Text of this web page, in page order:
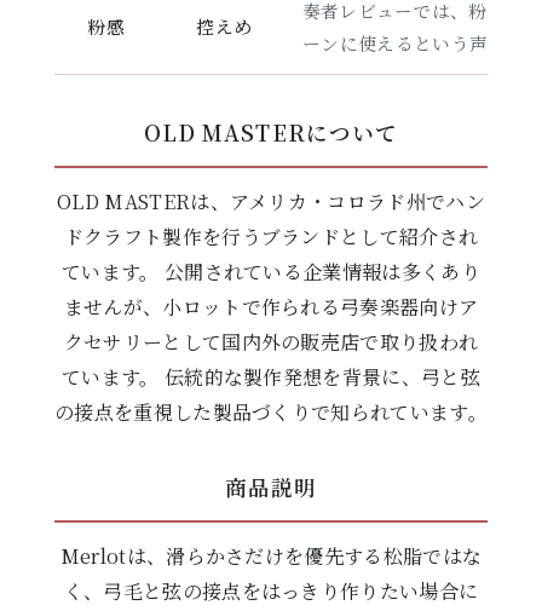
粉感 控えめ
奏者レビューでは、粉が出
ーンに使えるという声も見
OLD MASTERについて
OLD MASTERは、アメリカ・コロラド州でハン
ドクラフト製作を行うブランドとして紹介され
ています。 公開されている企業情報は多くあり
ませんが、小ロットで作られる弓奏楽器向けア
クセサリーとして国内外の販売店で取り扱われ
ています。 伝統的な製作発想を背景に、弓と弦
の接点を重視した製品づくりで知られています。
商品説明
Merlotは、滑らかさだけを優先する松脂ではな
く、弓毛と弦の接点をはっきり作りたい場合に